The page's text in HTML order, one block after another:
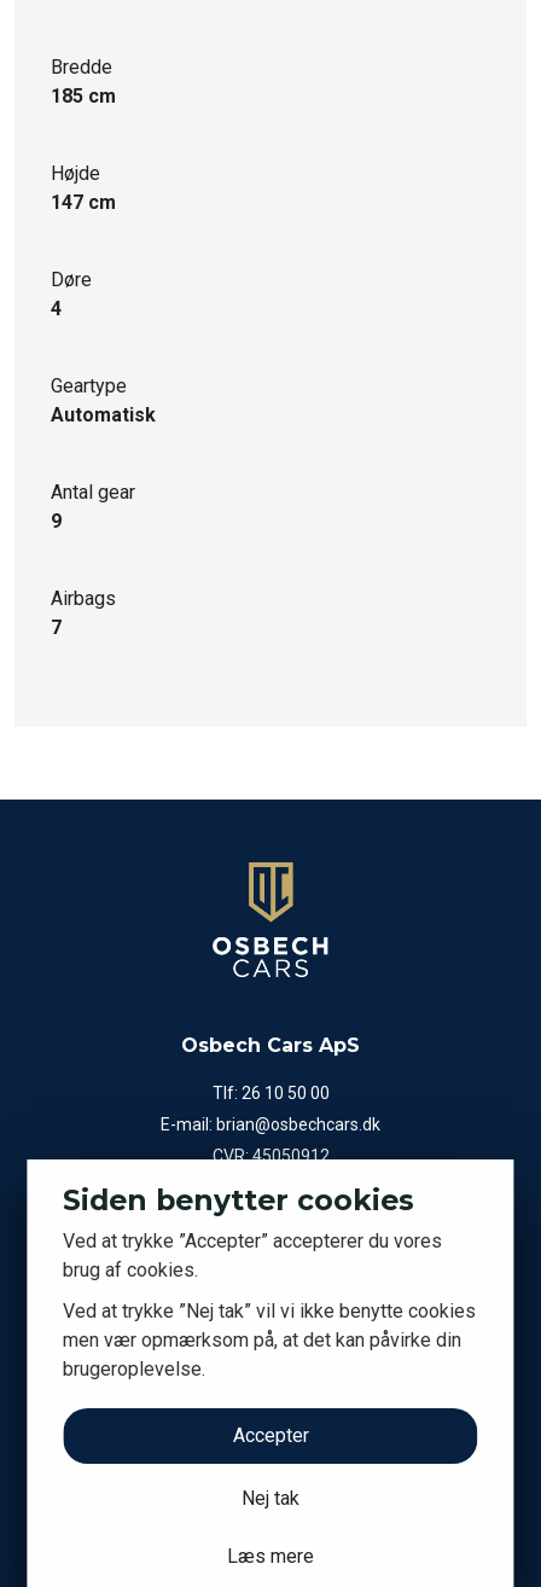
Bredde
185 cm
Højde
147 cm
Døre
4
Geartype
Automatisk
Antal gear
9
Airbags
7
Osbech Cars ApS
Tlf: 26 10 50 00
E-mail: brian@osbechcars.dk
CVR: 45050912
Showroom
Kontor
2791 Dragør
Åbningstider
Siden benytter cookies
Ved at trykke ”Accepter” accepterer du vores
brug af cookies.
Ved at trykke ”Nej tak” vil vi ikke benytte cookies
men vær opmærksom på, at det kan påvirke din
brugeroplevelse.
Accepter
Nej tak
Læs mere